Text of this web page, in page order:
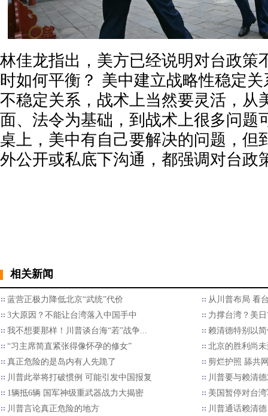
林佳龙指出，美方已经说明对台政策
时如何平衡？ 美中建立战略性稳定
不稳定关系，战术上当然要灵活，从
面、法令为基础，到战术上很多问题
桌上，美中有自己要解决的问题，但
外公开或私底下沟通，都强调对台政
相关新闻
蓝营正极力降低北京“武统”代价
从川普布局 看
3大原因？不能让台湾落入中国手中
力撑台湾？美
我不想要那样！川普谈台海“若”战争...
赖清德特别以
“习主席简直紧张得像怀孕的修女”
北京的胜利尚
​真正危险的是岛内有人先跪了
剪烂护照 舔共
川普此举将打破惯例 可能引发中国报复
川普要与赖清
1辆抵6辆 国军神级重武器战力大揭密
美国暂停对台
川普言论真正危险的地方
川普通话赖清